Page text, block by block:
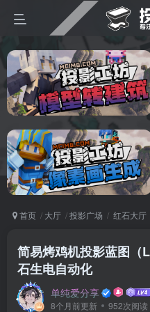
首页 大厅 投影广场 红石大厅
简易烤鸡机投影蓝图
石生电自动化
单纯爱分享
8个月前更新 952次阅读